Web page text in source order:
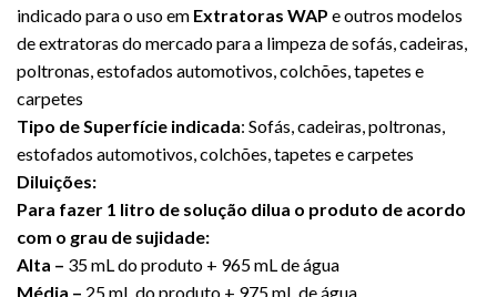
indicado para o uso em Extratoras WAP e outros modelos
de extratoras do mercado para a limpeza de sofás, cadeiras,
poltronas, estofados automotivos, colchões, tapetes e
carpetes
Tipo de Superfície indicada: Sofás, cadeiras, poltronas,
estofados automotivos, colchões, tapetes e carpetes
Diluições:
Para fazer 1 litro de solução dilua o produto de acordo
com o grau de sujidade:
Alta – 35 mL do produto + 965 mL de água
Média – 25 mL do produto + 975 mL de água